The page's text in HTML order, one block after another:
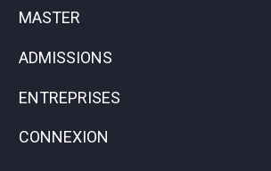
MASTER
ADMISSIONS
ENTREPRISES
CONNEXION